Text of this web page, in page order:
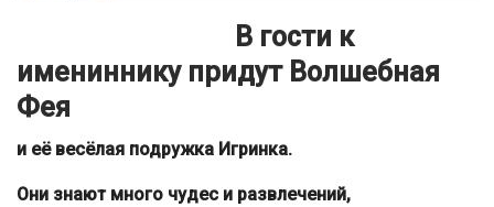
В гости к
имениннику придут Волшебная
Фея
и её весёлая подружка Игринка.
Они знают много чудес и развлечений,